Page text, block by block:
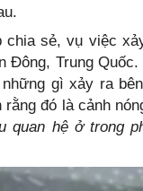
chia sẻ, vụ việc
Đông, Trung
gì xảy ra
đó là cảnh
quan hệ ở trong